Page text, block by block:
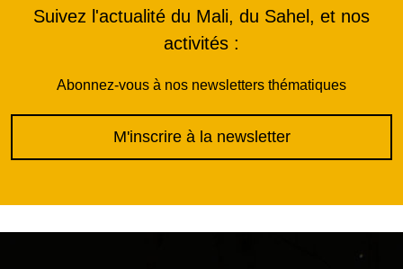
Suivez l'actualité du Mali, du Sahel, et nos
activités :
Abonnez-vous à nos newsletters thématiques
M'inscrire à la newsletter